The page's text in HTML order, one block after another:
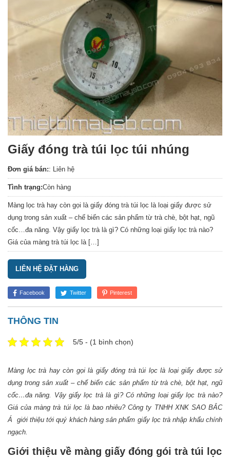
Giấy đóng trà túi lọc túi nhúng
Đơn giá bán:: Liên hệ
Tình trạng:Còn hàng
Màng lọc trà hay còn gọi là giấy đóng trà túi lọc là loại giấy được sử
dụng trong sản xuất – chế biến các sản phẩm từ trà chè, bột hạt, ngũ
cốc…đa năng. Vậy giấy lọc trà là gì? Có những loại giấy lọc trà nào?
Giá của màng trà túi lọc là […]
LIÊN HỆ ĐẶT HÀNG
Facebook Twitter Pinterest
THÔNG TIN
5/5 - (1 bình chọn)
Màng lọc trà hay còn gọi là giấy đóng trà túi lọc là loại giấy được sử
dụng trong sản xuất – chế biến các sản phẩm từ trà chè, bột hạt, ngũ
cốc…đa năng. Vậy giấy lọc trà là gì? Có những loại giấy lọc trà nào?
Giá của màng trà túi lọc là bao nhiêu? Công ty TNHH XNK SAO BẮC
Á giới thiệu tới quý khách hàng sản phẩm giấy lọc trà nhập khẩu chính
ngạch.
Giới thiệu về màng giấy đóng gói trà túi lọc